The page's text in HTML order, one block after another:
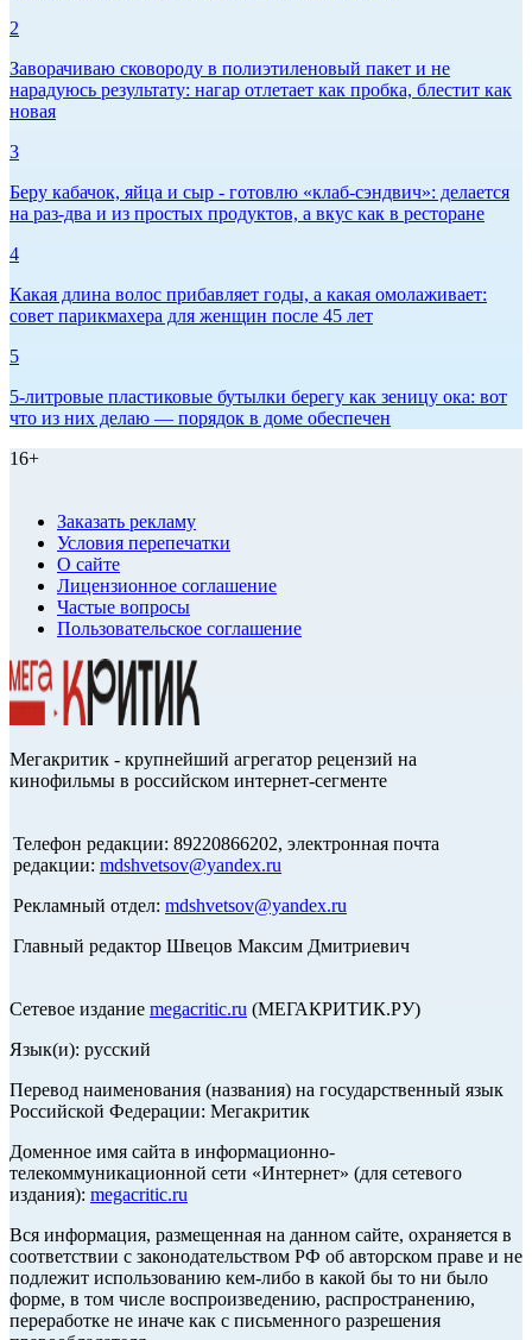
2
Заворачиваю сковороду в полиэтиленовый пакет и не
нарадуюсь результату: нагар отлетает как пробка, блестит как
новая
3
Беру кабачок, яйца и сыр - готовлю «клаб-сэндвич»: делается
на раз-два и из простых продуктов, а вкус как в ресторане
4
Какая длина волос прибавляет годы, а какая омолаживает:
совет парикмахера для женщин после 45 лет
5
5-литровые пластиковые бутылки берегу как зеницу ока: вот
что из них делаю — порядок в доме обеспечен
16+
Заказать рекламу
Условия перепечатки
О сайте
Лицензионное соглашение
Частые вопросы
Пользовательское соглашение
Мегакритик - крупнейший агрегатор рецензий на
кинофильмы в российском интернет-сегменте
Телефон редакции: 89220866202, электронная почта
редакции: mdshvetsov@yandex.ru
Рекламный отдел: mdshvetsov@yandex.ru
Главный редактор Швецов Максим Дмитриевич
Сетевое издание megacritic.ru (МЕГАКРИТИК.РУ)
Язык(и): русский
Перевод наименования (названия) на государственный язык
Российской Федерации: Мегакритик
Доменное имя сайта в информационно-
телекоммуникационной сети «Интернет» (для сетевого
издания): megacritic.ru
Вся информация, размещенная на данном сайте, охраняется в
соответствии с законодательством РФ об авторском праве и не
подлежит использованию кем-либо в какой бы то ни было
форме, в том числе воспроизведению, распространению,
переработке не иначе как с письменного разрешения